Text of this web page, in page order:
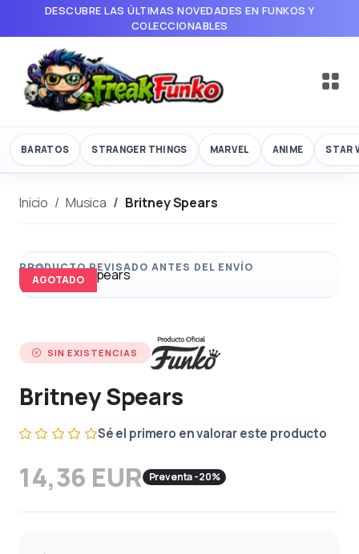
DESCUBRE LAS ÚLTIMAS NOVEDADES EN FUNKOS Y
COLECCIONABLES
BARATOS STRANGER THINGS MARVEL ANIME STAR
Inicio Musica Britney Spears
AGOTADO
SIN EXISTENCIAS
Britney Spears
Sé el primero en valorar este producto
14,36 EUR Preventa -20%